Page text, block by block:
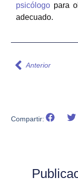
psicólogo para
adecuado.
Anterior
Compartir: